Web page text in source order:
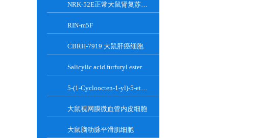
NRK-52E正常大鼠肾复苏细胞(附STR鉴定报告)
RIN-m5F
CBRH-7919 大鼠肝癌细胞
Salicylic acid furfuryl ester
5-(1-Cycloocten-1-yl)-5-ethylbarbituric acid
大鼠视网膜微血管内皮细胞
大鼠脑动脉平滑肌细胞